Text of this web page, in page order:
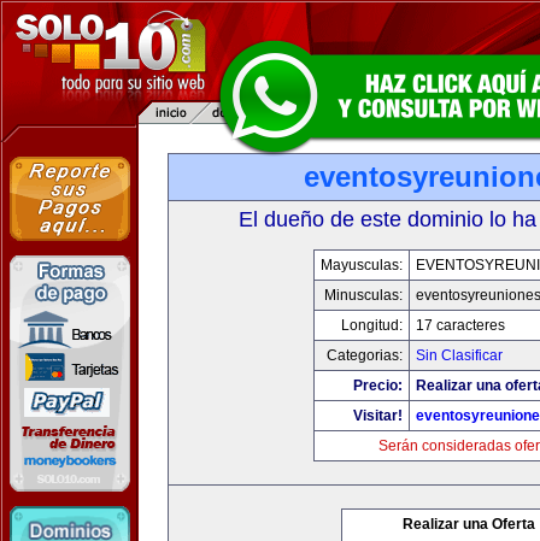
El dueño de este dominio lo
Mayusculas:
Minusculas:
Longitud:
17 caracteres
Categorias:
Sin Clasificar
Precio:
Realizar una
Visitar!
Serán consideradas
Realizar una Oferta